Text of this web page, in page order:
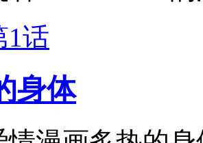
1话
身体